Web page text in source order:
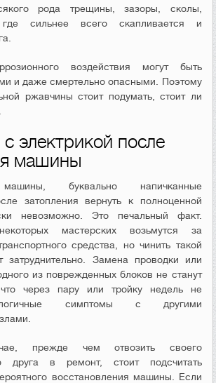
рода трещины, зазоры, сколы,
сильнее всего скапливается и
воздействия могут быть
и даже смертельно опасными. Поэтому
ржавчины стоит подумать, стоит ли
электрикой после
машины
буквально напичканные
затопления вернуть к полноценной
невозможно. Это печальный факт.
мастерских возьмутся за
средства, но чинить такой
затруднительно. Замена проводки или
из поврежденных блоков не станут
что через пару или тройку недель не
симптомы с другими
прежде чем отвозить своего
друга в ремонт, стоит подсчитать
восстановления машины. Если